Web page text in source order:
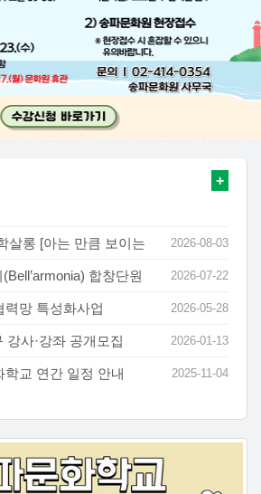
+
살롱 [아는 만큼 보이는 2026-08-03
합창단원 2026-07-22
력망 특성화사업
서 찾는 인성교육 -
」 참가자 모집
2026-05-28
강사·강좌 공개모집 2026-01-13
학교 연간 일정 안내 2025-11-04